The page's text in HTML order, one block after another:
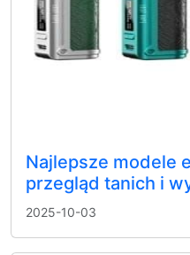
Najlepsze modele
przegląd tanich i
2025-10-03